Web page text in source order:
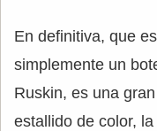
En definitiva, que
simplemente un
Ruskin, es una
estallido de color,